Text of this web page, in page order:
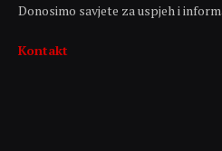
Donosimo savjete za uspjeh i
Kontakt